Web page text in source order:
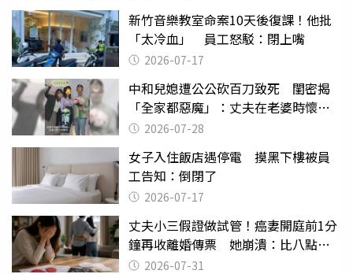
新竹音樂教室命案10天後復課！他批
「太冷血」 員工怒駁：閉上嘴
2026-07-17
中和兒媳遭公公砍百刀致死 閨密揭
「全家都惡魔」：丈夫在老婆時懷孕
摔東西
2026-07-28
女子入住飯店遇停電 摸黑下樓被員
工告知：倒閉了
2026-07-17
丈夫小三假證做試管！癌妻開庭前1分
鐘再收離婚傳票 她崩潰：比八點檔
還扯2026-07-31